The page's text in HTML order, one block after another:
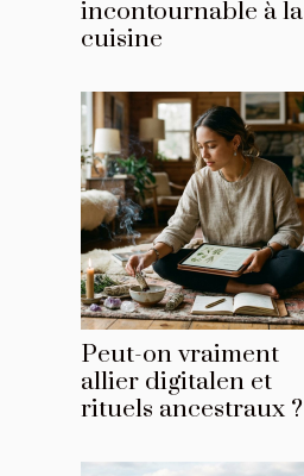
incontournable à la
cuisine
Peut-on vraiment
allier digitalen et
rituels ancestraux ?